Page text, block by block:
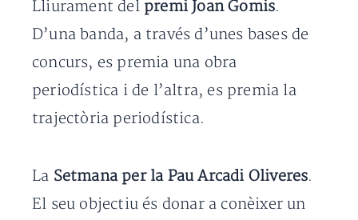
Lliurament del premi Joan Gomis.
D’una banda, a través d’unes bases de
concurs, es premia una obra
periodística i de l’altra, es premia la
trajectòria periodística.
La Setmana per la Pau Arcadi Oliveres.
El seu objectiu és donar a conèixer un